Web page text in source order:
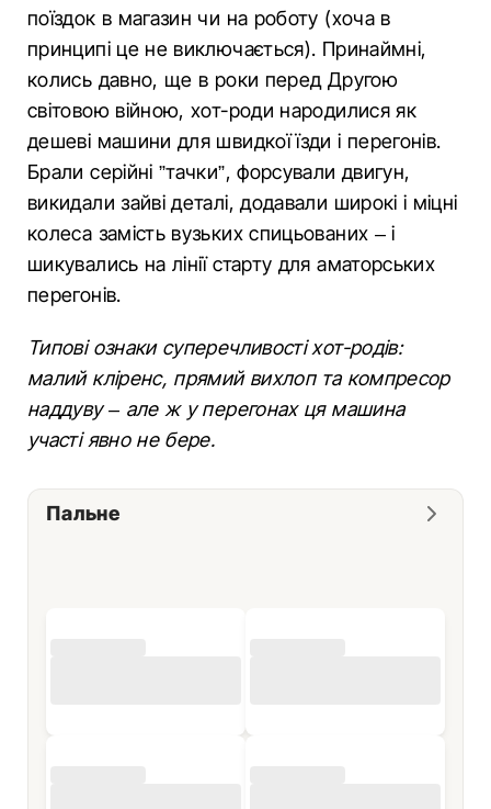
поїздок в магазин чи на роботу (хоча в
принципі це не виключається). Принаймні,
колись давно, ще в роки перед Другою
світовою війною, хот-роди народилися як
дешеві машини для швидкої їзди і перегонів.
Брали серійні ”тачки”, форсували двигун,
викидали зайві деталі, додавали широкі і міцні
колеса замість вузьких спицьованих – і
шикувались на лінії старту для аматорських
перегонів.
Типові ознаки суперечливості хот-родів:
малий кліренс, прямий вихлоп та компресор
наддуву – але ж у перегонах ця машина
участі явно не бере.
Пальне